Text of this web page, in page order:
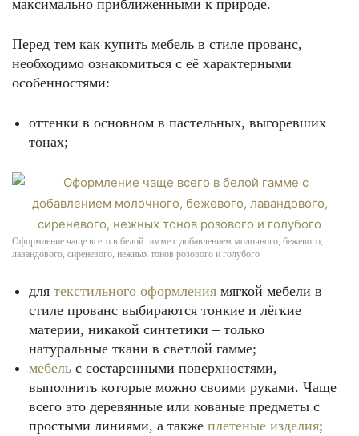
максимально приближенными к природе.
Перед тем как купить мебель в стиле прованс,
необходимо ознакомиться с её характерными
особенностями:
оттенки в основном в пастельных, выгоревших
тонах;
Оформление чаще всего в белой гамме с добавлением молочного, бежевого,
лавандового, сиреневого, нежных тонов розового и голубого
для текстильного оформления мягкой мебели в
стиле прованс выбираются тонкие и лёгкие
материи, никакой синтетики – только
натуральные ткани в светлой гамме;
мебель с состаренными поверхностями,
выполнить которые можно своими руками. Чаще
всего это деревянные или кованые предметы с
простыми линиями, а также плетеные изделия;